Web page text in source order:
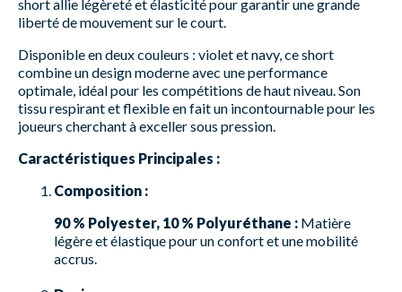
short allie légèreté et élasticité pour garantir une grande
liberté de mouvement sur le court.
Disponible en deux couleurs : violet et navy, ce short
combine un design moderne avec une performance
optimale, idéal pour les compétitions de haut niveau. Son
tissu respirant et flexible en fait un incontournable pour les
joueurs cherchant à exceller sous pression.
Caractéristiques Principales :
Composition :
90 % Polyester, 10 % Polyuréthane : Matière
légère et élastique pour un confort et une mobilité
accrus.